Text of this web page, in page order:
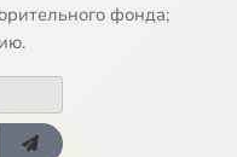
фонда;